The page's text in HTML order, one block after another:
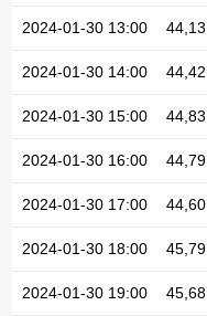
2024-01-30 13:00 44,13
2024-01-30 14:00 44,42
2024-01-30 15:00 44,83
2024-01-30 16:00 44,79
2024-01-30 17:00 44,60
2024-01-30 18:00 45,79
2024-01-30 19:00 45,68